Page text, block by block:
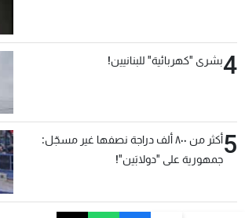
4بشرى "كهربائية" للبنانيين!
5
أكثر من ٨٠٠ ألف دراجة نصفها غير مسجّل:
جمهورية على "دولابَين"!